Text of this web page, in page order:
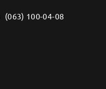
(063) 100-04-08